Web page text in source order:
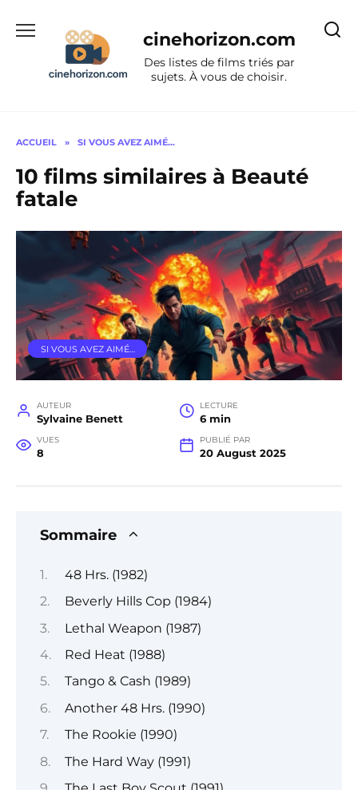
cinehorizon.com
Des listes de films triés par
sujets. À vous de choisir.
ACCUEIL » SI VOUS AVEZ AIMÉ…
10 films similaires à Beauté
fatale
SI VOUS AVEZ AIMÉ…
AUTEUR
Sylvaine Benett
LECTURE
6 min
VUES
8
PUBLIÉ PAR
20 August 2025
Sommaire
48 Hrs. (1982)
Beverly Hills Cop (1984)
Lethal Weapon (1987)
Red Heat (1988)
Tango & Cash (1989)
Another 48 Hrs. (1990)
The Rookie (1990)
The Hard Way (1991)